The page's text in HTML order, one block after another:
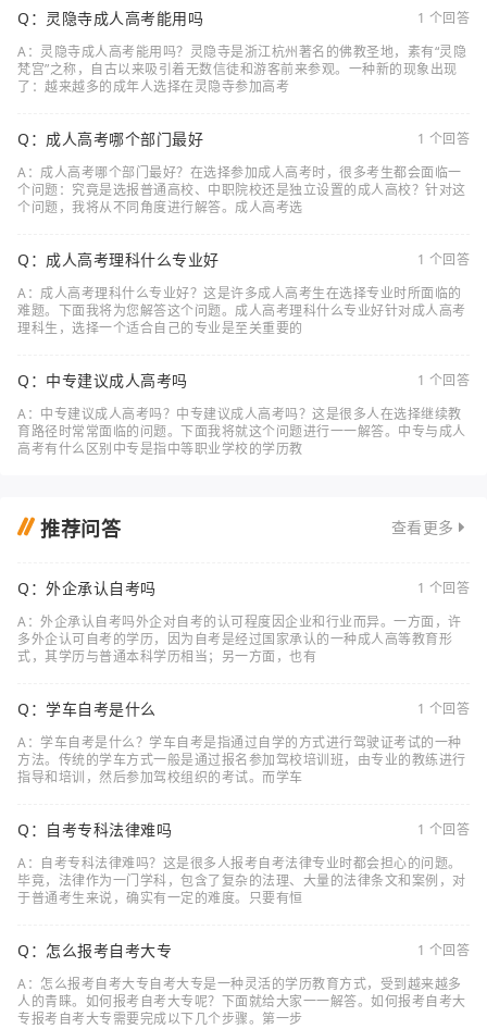
Q：灵隐寺成人高考能用吗
1 个回答
A：灵隐寺成人高考能用吗？灵隐寺是浙江杭州著名的佛教圣地，素有“灵隐
梵宫”之称，自古以来吸引着无数信徒和游客前来参观。一种新的现象出现
了：越来越多的成年人选择在灵隐寺参加高考
Q：成人高考哪个部门最好
1 个回答
A：成人高考哪个部门最好？在选择参加成人高考时，很多考生都会面临一
个问题：究竟是选报普通高校、中职院校还是独立设置的成人高校？针对这
个问题，我将从不同角度进行解答。成人高考选
Q：成人高考理科什么专业好
1 个回答
A：成人高考理科什么专业好？这是许多成人高考生在选择专业时所面临的
难题。下面我将为您解答这个问题。成人高考理科什么专业好针对成人高考
理科生，选择一个适合自己的专业是至关重要的
Q：中专建议成人高考吗
1 个回答
A：中专建议成人高考吗？中专建议成人高考吗？这是很多人在选择继续教
育路径时常常面临的问题。下面我将就这个问题进行一一解答。中专与成人
高考有什么区别中专是指中等职业学校的学历教
推荐问答 查看更多
Q：外企承认自考吗
1 个回答
A：外企承认自考吗外企对自考的认可程度因企业和行业而异。一方面，许
多外企认可自考的学历，因为自考是经过国家承认的一种成人高等教育形
式，其学历与普通本科学历相当；另一方面，也有
Q：学车自考是什么
1 个回答
A：学车自考是什么？学车自考是指通过自学的方式进行驾驶证考试的一种
方法。传统的学车方式一般是通过报名参加驾校培训班，由专业的教练进行
指导和培训，然后参加驾校组织的考试。而学车
Q：自考专科法律难吗
1 个回答
A：自考专科法律难吗？这是很多人报考自考法律专业时都会担心的问题。
毕竟，法律作为一门学科，包含了复杂的法理、大量的法律条文和案例，对
于普通考生来说，确实有一定的难度。只要有恒
Q：怎么报考自考大专
1 个回答
A：怎么报考自考大专自考大专是一种灵活的学历教育方式，受到越来越多
人的青睐。如何报考自考大专呢？下面就给大家一一解答。如何报考自考大
专报考自考大专需要完成以下几个步骤。第一步